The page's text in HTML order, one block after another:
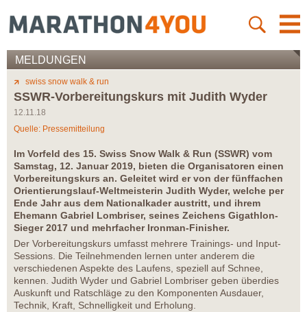
MELDUNGEN
swiss snow walk & run
SSWR-Vorbereitungskurs mit Judith Wyder
12.11.18
Quelle: Pressemitteilung
Im Vorfeld des 15. Swiss Snow Walk & Run (SSWR) vom
Samstag, 12. Januar 2019, bieten die Organisatoren einen
Vorbereitungskurs an. Geleitet wird er von der fünffachen
Orientierungslauf-Weltmeisterin Judith Wyder, welche per
Ende Jahr aus dem Nationalkader austritt, und ihrem
Ehemann Gabriel Lombriser, seines Zeichens Gigathlon-
Sieger 2017 und mehrfacher Ironman-Finisher.
Der Vorbereitungskurs umfasst mehrere Trainings- und Input-
Sessions. Die Teilnehmenden lernen unter anderem die
verschiedenen Aspekte des Laufens, speziell auf Schnee,
kennen. Judith Wyder und Gabriel Lombriser geben überdies
Auskunft und Ratschläge zu den Komponenten Ausdauer,
Technik, Kraft, Schnelligkeit und Erholung.